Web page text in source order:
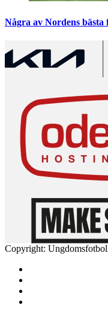
Några av Nordens
Copyright: